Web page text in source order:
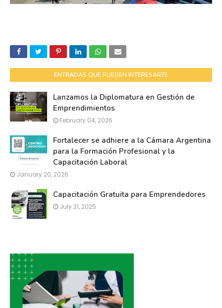
ENTRADAS QUE PUEDEN INTERESARTE
Lanzamos la Diplomatura en Gestión de
Emprendimientos
February 04, 2026
Fortalecer se adhiere a la Cámara Argentina
para la Formación Profesional y la
Capacitación Laboral
January 20, 2026
Capacitación Gratuita para Emprendedores
July 31, 2025